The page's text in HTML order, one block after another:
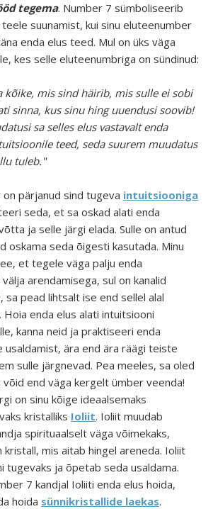
tegema. Number 7 sümboliseerib
suunamist, kui sinu eluteenumber
enda elus teed. Mul on üks väga
kes selle eluteenumbriga on sündinud:
kõike, mis sind häirib, mis sulle ei sobi
sinna, kus sinu hing uuendusi soovib!
sa selles elus vastavalt enda
teed, seda suurem muudatus
tuleb."
pärjanud sind tugeva intuitsiooniga
seda, et sa oskad alati enda
ja selle järgi elada. Sulle on antud
oskama seda õigesti kasutada. Minu
et tegele väga palju enda
arendamisega, sul on kanalid
sa pead lihtsalt ise end sellel alal
enda elus alati intuitsiooni
kanna neid ja praktiseeri enda
usaldamist, ära end ära räägi teiste
sulle järgnevad. Pea meeles, sa oled
võid end väga kergelt ümber veenda!
on sinu kõige ideaalsemaks
kristalliks Ioliit. Ioliit muudab
spirituaalselt väga võimekaks,
mis aitab hingel areneda. Ioliit
tugevaks ja õpetab seda usaldama.
7 kandjal Ioliiti enda elus hoida,
hoida sünnikristallide laekas.